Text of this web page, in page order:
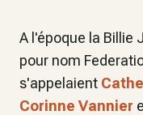
A l'époque la Billie
pour nom
s'appelaient
Corinne Vannier